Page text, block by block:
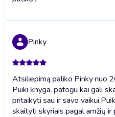
Pinky
Atsiliepimą paliko Pinky nuo
Puiki knyga, patogu kai gali
pritaikyti sau ir savo vaikui.
skaityti skyriais pagal amžių ir